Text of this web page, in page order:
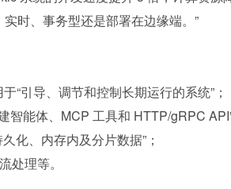
时、事务型还是部署在边缘端。”
“引导、调节和控制长期运行的系统”；
智能体、MCP 工具和 HTTP/gRPC
化、内存内及分片数据”；
处理等。